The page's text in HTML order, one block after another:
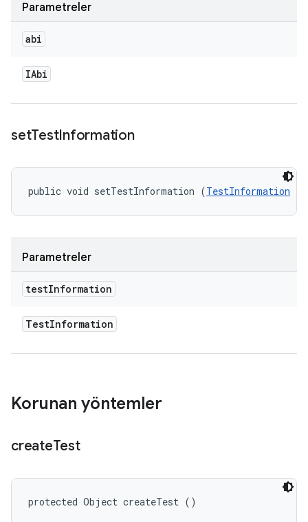
Parametreler
abi
IAbi
setTestInformation
public void setTestInformation (TestInformation
Parametreler
testInformation
TestInformation
Korunan yöntemler
createTest
protected Object createTest ()